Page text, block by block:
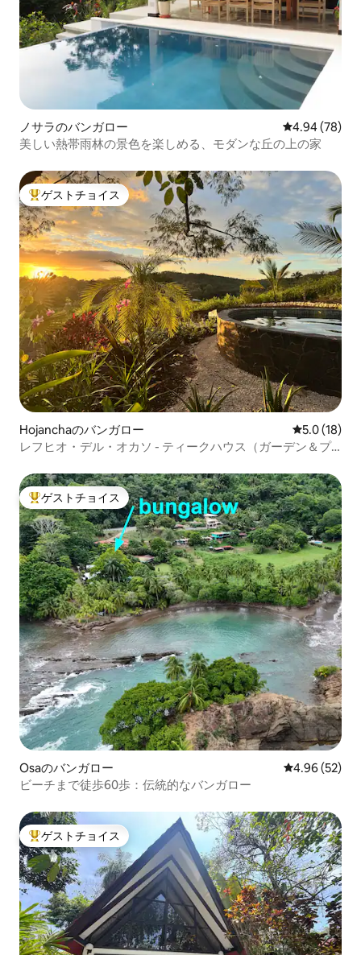
ノサラのバンガロー レビュー78
4.94 (78)
美しい熱帯雨林の景色を楽しめる、モダンな丘の上の家
大好評のゲストチョイスです。
ゲストチョイス
Hojanchaのバンガロー レビュー18
5.0 (18)
レフヒオ・デル・オカソ - ティークハウス（ガーデン＆プ
大好評のゲストチョイスです。
ゲストチョイス
Osaのバンガロー レビュー52
4.96 (52)
ビーチまで徒歩60歩：伝統的なバンガロー
大好評のゲストチョイスです。
ゲストチョイス